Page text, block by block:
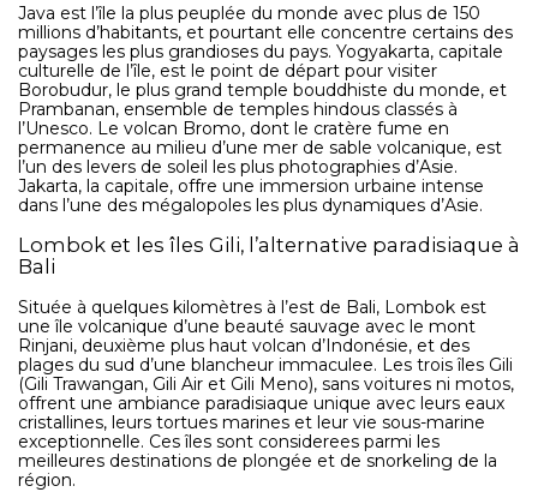
Java est l’île la plus peuplée du monde avec plus de 150
millions d’habitants, et pourtant elle concentre certains des
paysages les plus grandioses du pays. Yogyakarta, capitale
culturelle de l’île, est le point de départ pour visiter
Borobudur, le plus grand temple bouddhiste du monde, et
Prambanan, ensemble de temples hindous classés à
l’Unesco. Le volcan Bromo, dont le cratère fume en
permanence au milieu d’une mer de sable volcanique, est
l’un des levers de soleil les plus photographies d’Asie.
Jakarta, la capitale, offre une immersion urbaine intense
dans l’une des mégalopoles les plus dynamiques d’Asie.
Lombok et les îles Gili, l’alternative paradisiaque à
Bali
Située à quelques kilomètres à l’est de Bali, Lombok est
une île volcanique d’une beauté sauvage avec le mont
Rinjani, deuxième plus haut volcan d’Indonésie, et des
plages du sud d’une blancheur immaculee. Les trois îles Gili
(Gili Trawangan, Gili Air et Gili Meno), sans voitures ni motos,
offrent une ambiance paradisiaque unique avec leurs eaux
cristallines, leurs tortues marines et leur vie sous-marine
exceptionnelle. Ces îles sont considerees parmi les
meilleures destinations de plongée et de snorkeling de la
région.